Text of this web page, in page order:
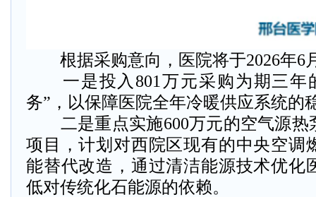
根据采购意向，医院将于2026年6
一是投入801万元采购为期三年
务”，以保障医院全年冷暖供应系统的
二是重点实施600万元的空气源热
项目，计划对西院区现有的中央空调
能替代改造，通过清洁能源技术优化
低对传统化石能源的依赖。